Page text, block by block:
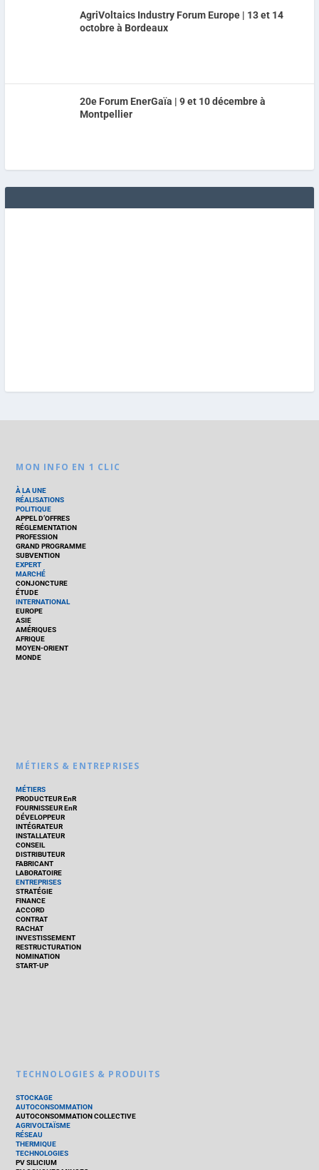
AgriVoltaics Industry Forum Europe | 13 et 14
octobre à Bordeaux
20e Forum EnerGaïa | 9 et 10 décembre à
Montpellier
MON INFO EN 1 CLIC
À LA UNE
RÉALISATIONS
POLITIQUE
APPEL D’OFFRES
RÉGLEMENTATION
PROFESSION
GRAND PROGRAMME
SUBVENTION
EXPERT
MARCHÉ
CONJONCTURE
ÉTUDE
INTERNATIONAL
EUROPE
ASIE
AMÉRIQUES
AFRIQUE
MOYEN-ORIENT
MONDE
MÉTIERS & ENTREPRISES
MÉTIERS
PRODUCTEUR EnR
FOURNISSEUR EnR
DÉVELOPPEUR
INTÉGRATEUR
INSTALLATEUR
CONSEIL
DISTRIBUTEUR
FABRICANT
LABORATOIRE
ENTREPRISES
STRATÉGIE
FINANCE
ACCORD
CONTRAT
RACHAT
INVESTISSEMENT
RESTRUCTURATION
NOMINATION
START-UP
TECHNOLOGIES & PRODUITS
STOCKAGE
AUTOCONSOMMATION
AUTOCONSOMMATION COLLECTIVE
AGRIVOLTAÏSME
RÉSEAU
THERMIQUE
TECHNOLOGIES
PV SILICIUM